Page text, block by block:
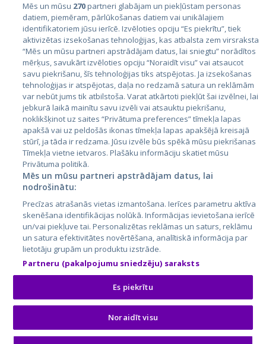
Valstis
Igaunija
Latvija
Lietuva
City24.lv
City24.ee
GetaPro.lv
GetaPro.ee
Skelbiu.lt
Autoplius.lt
Aruodas.lt
Kainos.lt
Paslaugos.lt
auto24.ee
KV.ee
Osta.ee
KuldneBörs.ee
Mēs un mūsu 270partneri glabājam un piekļūstam personas
datiem, piemēram, pārlūkošanas datiem vai unikālajiem
identifikatoriem jūsu ierīcē. Izvēloties opciju “Es piekrītu”, tiek
aktivizētas izsekošanas tehnoloģijas, kas atbalsta zem virsraksta
“Mēs un mūsu partneri apstrādājam datus, lai sniegtu” norādītos
mērķus, savukārt izvēloties opciju “Noraidīt visu” vai atsaucot
savu piekrišanu, šīs tehnoloģijas tiks atspējotas. Ja izsekošanas
tehnoloģijas ir atspējotas, daļa no redzamā satura un reklāmām
var nebūt jums tik atbilstoša. Varat atkārtoti piekļūt šai izvēlnei, lai
jebkurā laikā mainītu savu izvēli vai atsauktu piekrišanu,
noklikšķinot uz saites “Privātuma preferences” tīmekļa lapas
apakšā vai uz peldošās ikonas tīmekļa lapas apakšējā kreisajā
stūrī, ja tāda ir redzama. Jūsu izvēle būs spēkā mūsu piekrišanas
Tīmekļa vietne ietvaros. Plašāku informāciju skatiet mūsu
Privātuma politikā.
Mēs un mūsu partneri apstrādājam datus, lai
nodrošinātu:
Precīzas atrašanās vietas izmantošana. Ierīces parametru aktīva
skenēšana identifikācijas nolūkā. Informācijas ievietošana ierīcē
un/vai piekļuve tai. Personalizētas reklāmas un saturs, reklāmu
un satura efektivitātes novērtēšana, analītiskā informācija par
lietotāju grupām un produktu izstrāde.
Partneru (pakalpojumu sniedzēju) saraksts
Es piekrītu
Noraidīt visu